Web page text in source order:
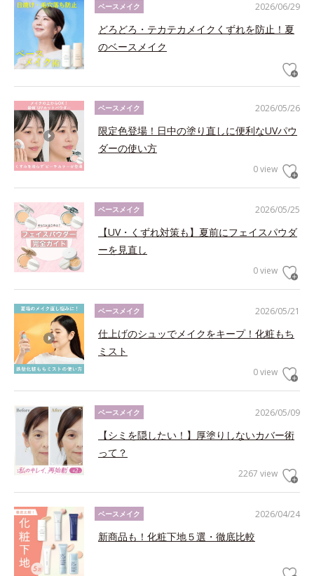
2026/06/29
ベースメイク
どろどろ・テカテカメイクくずれを防止！夏
のベースメイク
2026/05/26
ベースメイク
限定色登場！日中の塗り直しに便利なUVパウ
ダーの使い方
0 view
2026/05/25
ベースメイク
【UV・くずれ対策も】夏前にフェイスパウダ
ーを見直し
0 view
2026/05/21
ベースメイク
仕上げのシュッでメイクをキープ！化粧もち
ミスト
0 view
2026/05/09
ベースメイク
【シミを隠したい！】厚塗りしないカバー術
って？
2267 view
2026/04/24
ベースメイク
新商品も！化粧下地５選・徹底比較